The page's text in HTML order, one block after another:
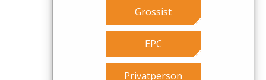
Grossist
EPC
Privatperson